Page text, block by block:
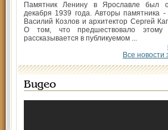
Памятник Ленину в Ярославле был
декабря 1939 года. Авторы памятника -
Василий Козлов и архитектор Сергей
О том, что предшествовало этому
рассказывается в публикуемом ...
Все новости
Видео